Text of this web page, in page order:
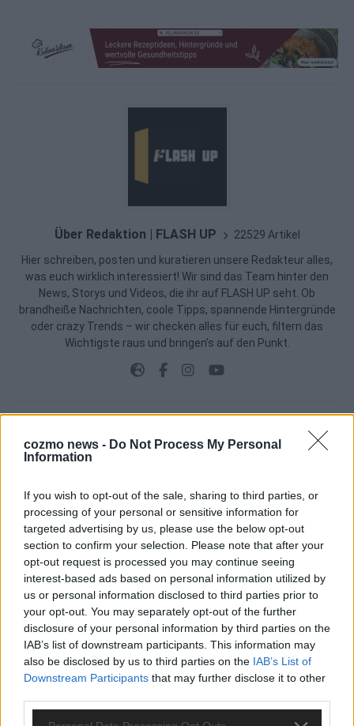
cozmo news - Do Not Process My Personal
Information
If you wish to opt-out of the sale, sharing to third parties, or
processing of your personal or sensitive information for
targeted advertising by us, please use the below opt-out
section to confirm your selection. Please note that after your
opt-out request is processed you may continue seeing
interest-based ads based on personal information utilized by
us or personal information disclosed to third parties prior to
your opt-out. You may separately opt-out of the further
disclosure of your personal information by third parties on the
IAB’s list of downstream participants. This information may
also be disclosed by us to third parties on the IAB’s List of
Downstream Participants that may further disclose it to other
Über Redaktion | FLASH UP 22529 Artikel
Hier schreiben, posten und kuratieren unsere Redakteur alles,
was euch wirklich interessiert! Wir sind das Team hinter den
News, Storys und Videos, die ihr auf FLASH UP seht. Ob
brandheiße Nachrichten, coole Tipps, spannende Hintergründe
oder crazy Trends – wir checken alles für euch, filtern das
Wichtigste raus und bringen’s auf den Punkt.
TOP STORIES
Monaco, Sallys Café, Westernbrauerei – der